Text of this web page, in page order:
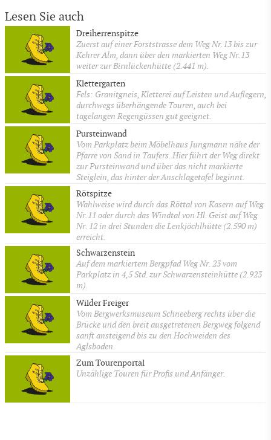
Lesen Sie auch
Dreiherrenspitze
Zuerst auf einer Forststrasse dem Weg Nr.13 bis zur
Kehrer Alm, dann über den markierten Weg Nr.13
weiter zur Birnlückenhütte (2.441 m).
Klettergarten
Fels: Granitgneis, Kletterei auf Leisten und Auflegern,
durchwegs überhängende Touren, auch bei
tagelangen Regengüssen gut geeignet.
Pursteinwand
Vom Parkplatz beim Möbelhaus Jungmann nähe der
Pfarre von Sand in Taufers. Hier führt der Weg direkt
zur Pursteinwand und über das nicht markierte
Steiglein, das hinter der Anschlagetafel beginnt.
Rötspitze
Wahlweise wird durch das Röttal von Kasern auf Weg
Nr.11 oder durch das Windtal von Hl. Geist auf Weg
Nr. 12 in drei Stunden die Lenkjöchlhütte (2.590 m)
erreicht.
Schwarzenstein
Auf dem markiertem Bergpfad Weg Nr. 23 vom
Parkplatz in 4,5 Std. zur Schwarzensteinhütte (2.923
m).
Wilder Freiger
Vom Bergwerksmuseum Schneeberg rechts über die
Brücke und den breit ausgetretenen Bergweg folgend
sanft ansteigend bis zu den Hochweiden des
Aglsboden.
Zum Tourenportal
Unzählige Touren für Profis und Anfänger.